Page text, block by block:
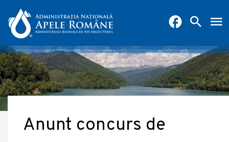
Anunt concurs de